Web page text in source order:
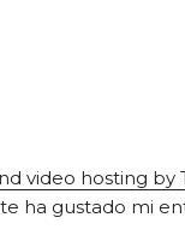
ha gustado mi